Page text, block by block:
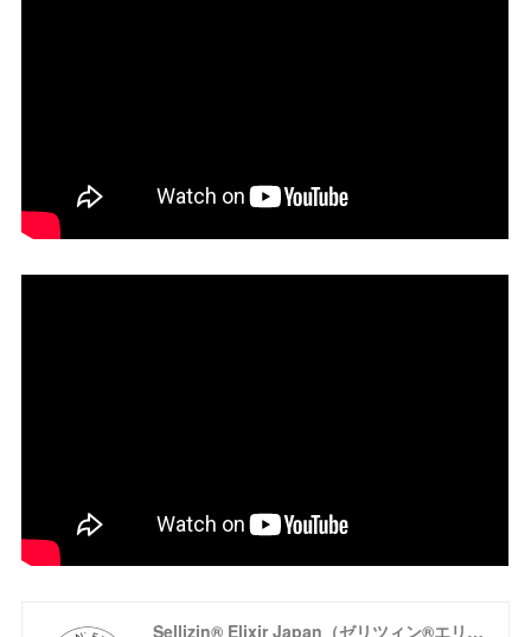
Sellizin® Elixir Japan（ゼリツィン®エリクサージャパン公式サイト）